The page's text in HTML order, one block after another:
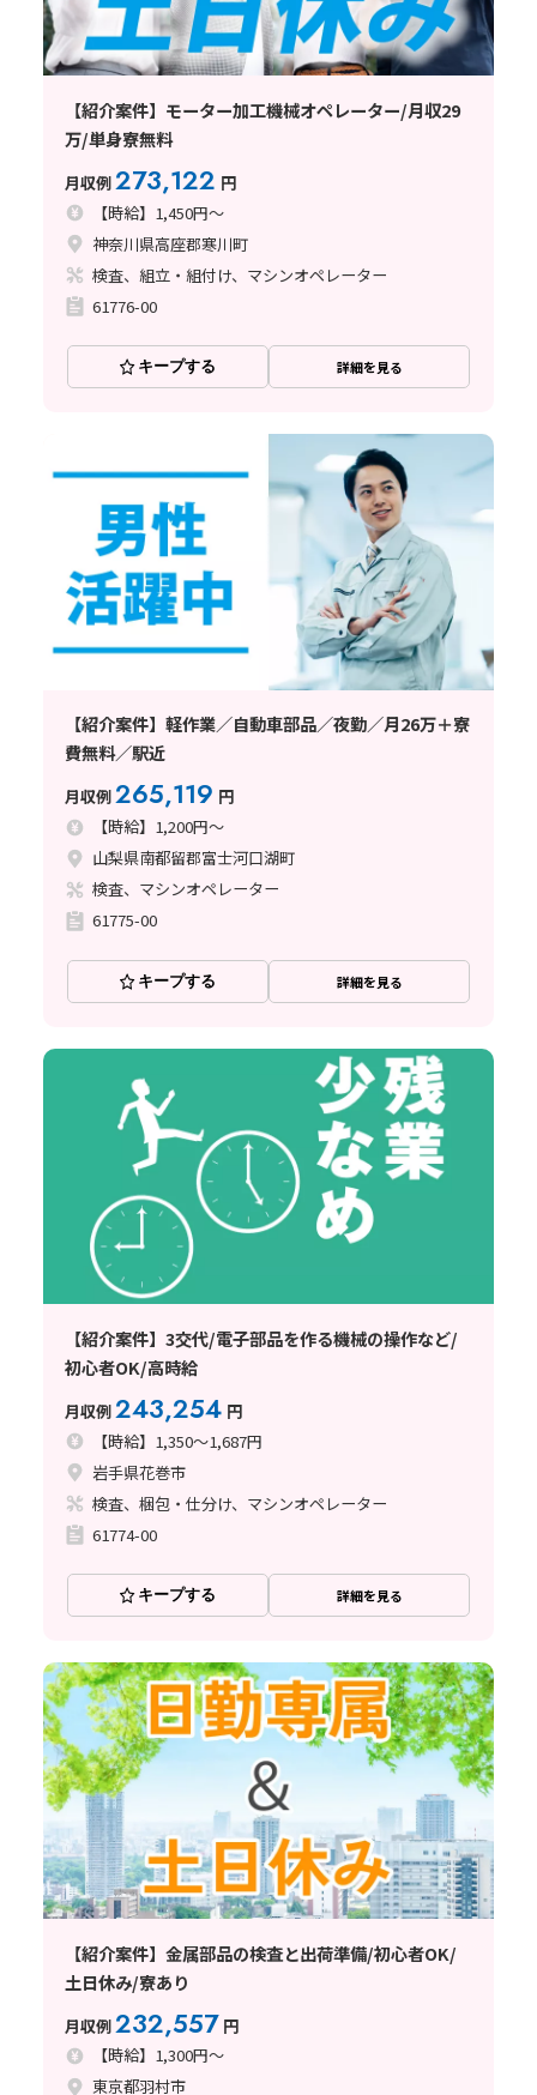
【紹介案件】モーター加工機械オペレーター/月収29
万/単身寮無料
月収例273,122 円
【時給】1,450円～
神奈川県高座郡寒川町
検査、組立・組付け、マシンオペレーター
61776-00
キープする 詳細を見る
【紹介案件】軽作業／自動車部品／夜勤／月26万＋寮
費無料／駅近
月収例265,119 円
【時給】1,200円～
山梨県南都留郡富士河口湖町
検査、マシンオペレーター
61775-00
キープする 詳細を見る
【紹介案件】3交代/電子部品を作る機械の操作など/
初心者OK/高時給
月収例243,254 円
【時給】1,350～1,687円
岩手県花巻市
検査、梱包・仕分け、マシンオペレーター
61774-00
キープする 詳細を見る
【紹介案件】金属部品の検査と出荷準備/初心者OK/
土日休み/寮あり
月収例232,557 円
【時給】1,300円～
東京都羽村市